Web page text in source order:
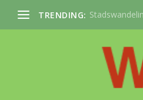
TRENDING: